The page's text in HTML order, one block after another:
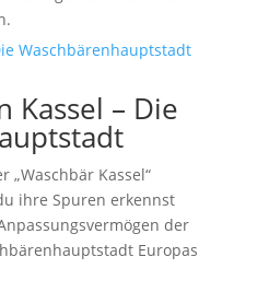
Kassel – Die
„Waschbär Kassel“
ihre Spuren erkennst
der
Europas